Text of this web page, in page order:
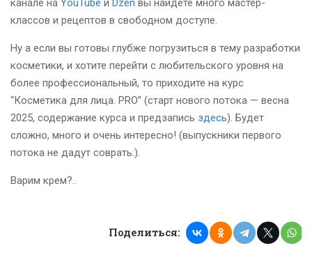
канале на YouTube и Dzen вы найдете много мастер-
классов и рецептов в свободном доступе.
Ну а если вы готовы глубже погрузиться в тему разработки
косметики, и хотите перейти с любительского уровня на
более профессиональный, то приходите на курс
“Косметика для лица. PRO” (старт нового потока — весна
2025, содержание курса и предзапись здесь). Будет
сложно, много и очень интересно! (выпускники первого
потока не дадут соврать:).
Варим крем?..
Поделиться: